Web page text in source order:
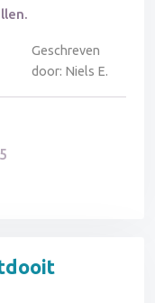
Geschreven
door: Niels E.